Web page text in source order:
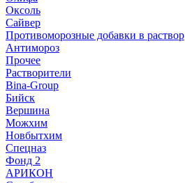
Оксоль
Сайвер
Противоморозные добавки в раствор
Антимороз
Прочее
Растворители
Bina-Group
Бийск
Вершина
Можхим
Новбытхим
Спецназ
Фонд 2
АРИКОН